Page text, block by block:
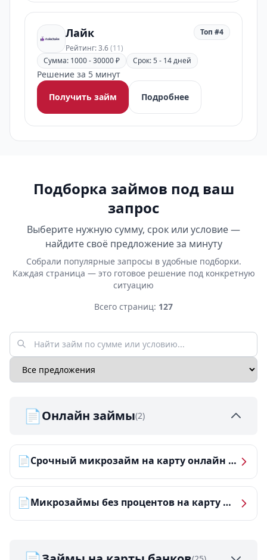
Лайк
Рейтинг: 3.6(11)
Топ #4
Сумма: 1000 - 30000 ₽ Срок: 5 - 14 дней
Решение за 5 минут
Получить займ
Подробнее
Подборка займов под ваш
запрос
Выберите нужную сумму, срок или условие —
найдите своё предложение за минуту
Собрали популярные запросы в удобные подборки.
Каждая страница — это готовое решение под конкретную
ситуацию
Всего страниц: 127
📄Онлайн займы(2)
📄 Срочный микрозайм на карту онлайн — получить деньги за 5 минут
📄 Микрозаймы без процентов на карту — ТОП-10 за 2026 год